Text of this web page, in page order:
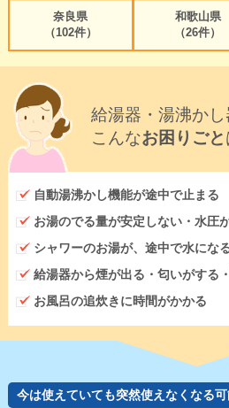
奈良県
（102件）
和歌山県
（26件）
給湯器・湯沸か
こんなお困りごと
自動湯沸かし機能が途中で止まる
お湯のでる量が安定しない・水圧
シャワーのお湯が、途中で水にな
給湯器から煙が出る・匂いがする
お風呂の追炊きに時間がかかる
今は使えていても突然使えなくなる可